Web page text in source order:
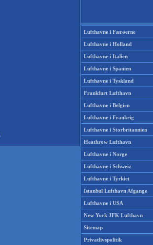
Lufthavne i Færøerne
Lufthavne i Holland
Lufthavne i Italien
Lufthavne i Spanien
Lufthavne i Tyskland
Frankfurt Lufthavn
Lufthavne i Belgien
Lufthavne i Frankrig
Lufthavne i Storbritannien
Heathrow Lufthavn
Lufthavne i Norge
Lufthavne i Schweiz
Lufthavne i Tyrkiet
Istanbul Lufthavn Afgange
Lufthavne i USA
New York JFK Lufthavn
Sitemap
Privatlivspolitik